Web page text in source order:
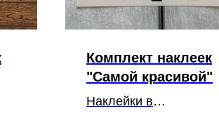
Комплект наклеек
"Самой красивой"
Наклейки в